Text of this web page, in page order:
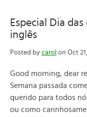
Especial Dia
inglês
Posted by carol on Oct
Good morning, dear
Semana passada
querido para todos
ou como